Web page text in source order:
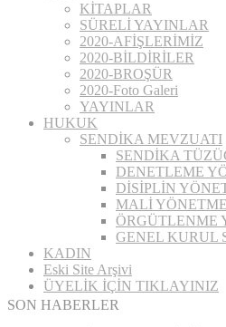
KİTAPLAR
SÜRELİ YAYINLAR
2020-AFİŞLERİMİZ
2020-BİLDİRİLER
2020-BROŞÜR
2020-Foto Galeri
YAYINLAR
HUKUK
SENDİKA MEVZUATI
SENDİKA
DENETLEME
DİSİPLİN
MALİ
ÖRGÜTLENME
GENEL KURUL
KADIN
Eski Site Arşivi
ÜYELİK İÇİN TIKLAYINIZ
SON HABERLER